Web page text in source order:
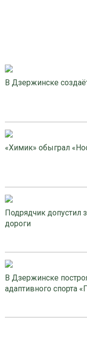
В Дзержинске
«Химик» обыграл
Подрядчик допустил
дороги
В Дзержинске
адаптивного спорта